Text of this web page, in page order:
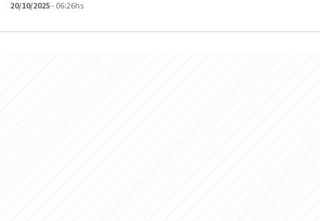
20/10/2025- 06:26hs